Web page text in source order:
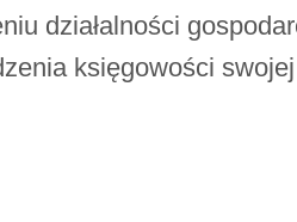
działalności
księgowości